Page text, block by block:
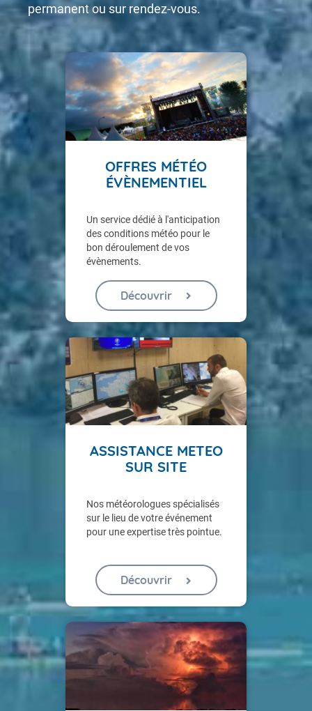
permanent ou sur rendez-vous.
OFFRES MÉTÉO
ÉVÈNEMENTIEL
Un service dédié à l'anticipation
des conditions météo pour le
bon déroulement de vos
évènements.
Découvrir
ASSISTANCE METEO
SUR SITE
Nos météorologues spécialisés
sur le lieu de votre événement
pour une expertise très pointue.
Découvrir